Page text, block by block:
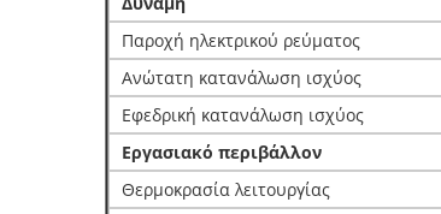
Παροχή ηλεκτρικού ρεύματος
Ανώτατη κατανάλωση ισχύος
Εφεδρική κατανάλωση ισχύος
Εργασιακό περιβάλλον
Θερμοκρασία λειτουργίας